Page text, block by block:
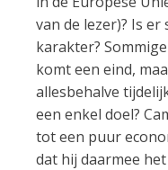
van de lezer)? Is
karakter?
komt een eind,
allesbehalve
een enkel doel?
tot een puur
dat hij daarmee